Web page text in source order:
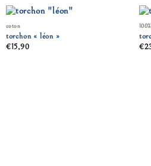
coton
torchon « léon »
€15,90
€